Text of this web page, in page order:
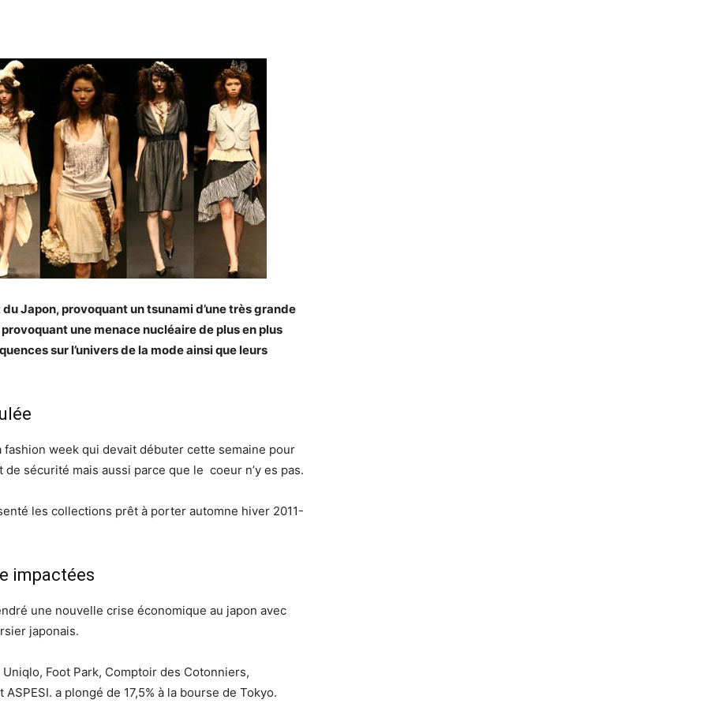
Japon, provoquant un tsunami d’une très grande
une menace nucléaire de plus en plus
sur l’univers de la mode ainsi que leurs
fashion week qui devait débuter cette semaine pour
sécurité mais aussi parce que le coeur n’y es pas.
les collections prêt à porter automne hiver 2011-
impactées
une nouvelle crise économique au japon avec
japonais.
Foot Park, Comptoir des Cotonniers,
ASPESI. a plongé de 17,5% à la bourse de Tokyo.